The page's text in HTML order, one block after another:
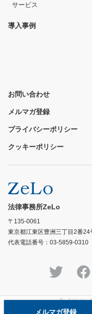
サービス
導入事例
お問い合わせ
メルマガ登録
プライバシーポリシー
クッキーポリシー
法律事務所ZeLo
〒135-0061
東京都江東区豊洲三丁目2番
代表電話番号：03-5859-0310
© ZeLo,
メルマガ登録